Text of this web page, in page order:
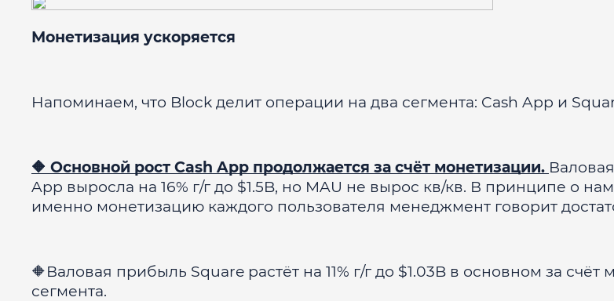
Монетизация ускоряется
Напоминаем, что Block делит операции на два сегмента: Cash App и
🔶 Основной рост Cash App продолжается за счёт монетизации.
App выросла на 16% г/г до $1.5B, но MAU не вырос кв/кв. В принципе о
именно монетизацию каждого пользователя менеджмент говорит
🔶Валовая прибыль Square растёт на 11% г/г до $1.03B в основном за
сегмента.